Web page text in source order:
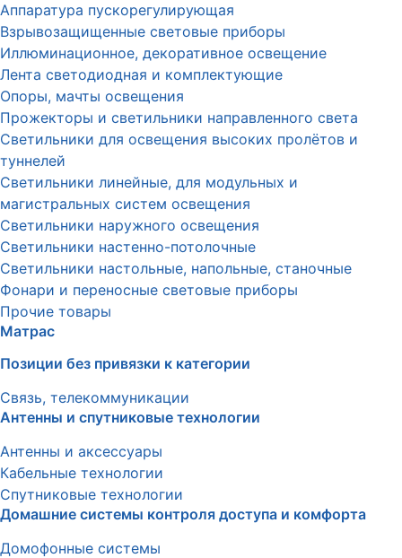
Аппаратура пускорегулирующая
Взрывозащищенные световые приборы
Иллюминационное, декоративное освещение
Лента светодиодная и комплектующие
Опоры, мачты освещения
Прожекторы и светильники направленного света
Светильники для освещения высоких пролётов и
туннелей
Светильники линейные, для модульных и
магистральных систем освещения
Светильники наружного освещения
Светильники настенно-потолочные
Светильники настольные, напольные, станочные
Фонари и переносные световые приборы
Прочие товары
Матрас
Позиции без привязки к категории
Связь, телекоммуникации
Антенны и спутниковые технологии
Антенны и аксессуары
Кабельные технологии
Спутниковые технологии
Домашние системы контроля доступа и комфорта
Домофонные системы